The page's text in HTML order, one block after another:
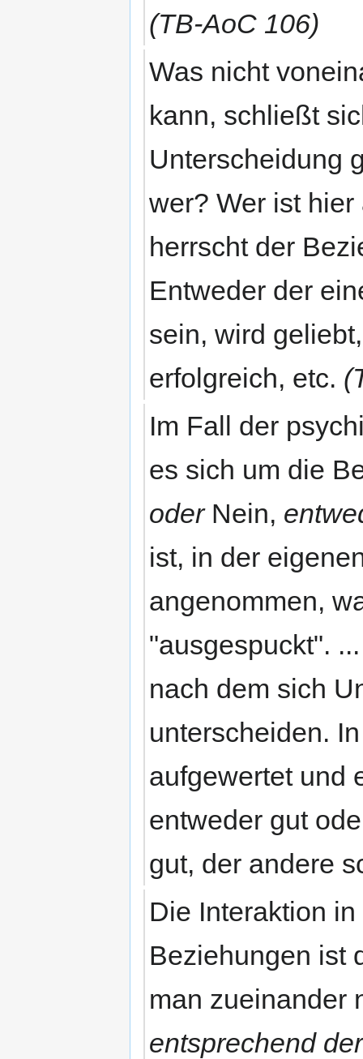
(TB-AoC 106)
Was nicht
kann, schließt
Unterscheidung
wer? Wer ist
herrscht der
Entweder der
sein, wird
erfolgreich, etc.
Im Fall der
es sich um die
oderNein,
ist, in der
angenommen,
"ausgespuckt".
nach dem sich
unterscheiden.
aufgewertet und
entweder gut
gut, der andere
Die Interaktion
Beziehungen ist
man zueinander
entsprechend